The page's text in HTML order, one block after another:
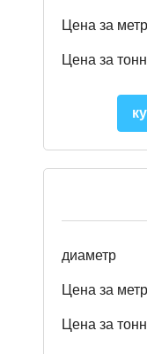
Цена за метр
Цена за
диаметр
Цена за метр
Цена за